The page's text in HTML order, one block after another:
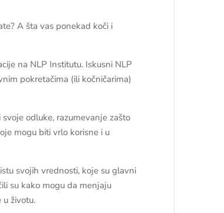
A šta vas ponekad koči i
na NLP Institutu. Iskusni NLP
pokretačima (ili kočničarima)
odluke, razumevanje zašto
mogu biti vrlo korisne i u
svojih vrednosti, koje su glavni
su kako mogu da menjaju
životu.